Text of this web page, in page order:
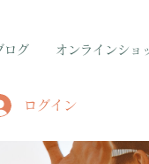
ログ オンラインショ
ログイン